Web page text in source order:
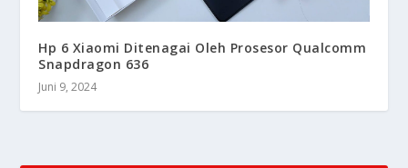
Hp 6 Xiaomi Ditenagai Oleh Prosesor Qualcomm
Snapdragon 636
Juni 9, 2024